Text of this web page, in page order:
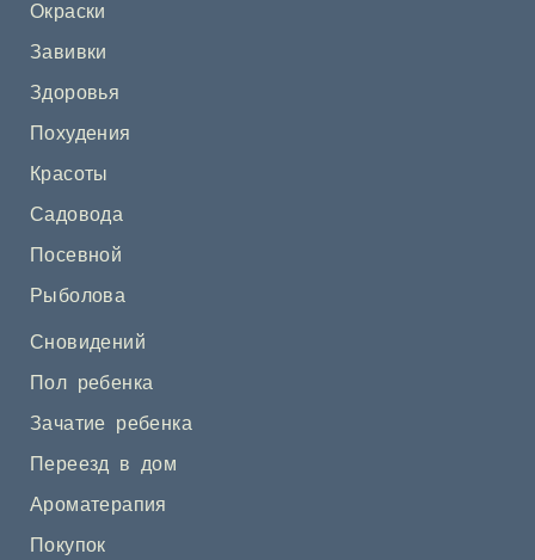
Окраски
Завивки
Здоровья
Похудения
Красоты
Садовода
Посевной
Рыболова
Сновидений
Пол ребенка
Зачатие ребенка
Переезд в дом
Ароматерапия
Покупок